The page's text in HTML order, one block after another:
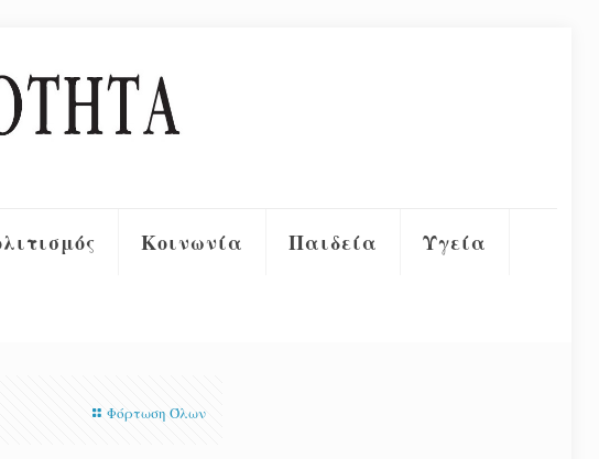
Κοινωνία Παιδεία Υγεία
Φόρτωση Όλων